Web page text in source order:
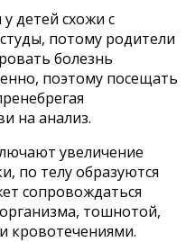
детей схожи с
потому родители
болезнь
поэтому посещать
на анализ.
увеличение
по телу образуются
сопровождаться
тошнотой,
кровотечениями.